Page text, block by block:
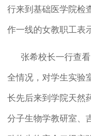
行来到基础医学院检
作一线的女教职工表
张希校长一行查
全情况，对学生实验
长先后来到学院天然
分子生物学教研室、